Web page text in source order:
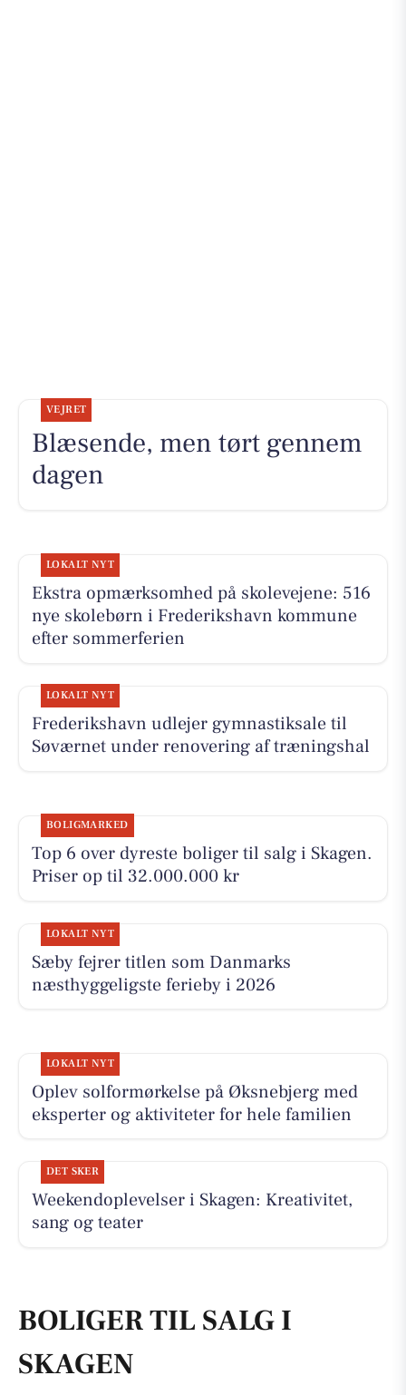
VEJRET
Blæsende, men tørt gennem
dagen
LOKALT NYT
Ekstra opmærksomhed på skolevejene: 516
nye skolebørn i Frederikshavn kommune
efter sommerferien
LOKALT NYT
Frederikshavn udlejer gymnastiksale til
Søværnet under renovering af træningshal
BOLIGMARKED
Top 6 over dyreste boliger til salg i Skagen.
Priser op til 32.000.000 kr
LOKALT NYT
Sæby fejrer titlen som Danmarks
næsthyggeligste ferieby i 2026
LOKALT NYT
Oplev solformørkelse på Øksnebjerg med
eksperter og aktiviteter for hele familien
DET SKER
Weekendoplevelser i Skagen: Kreativitet,
sang og teater
BOLIGER TIL SALG I
SKAGEN